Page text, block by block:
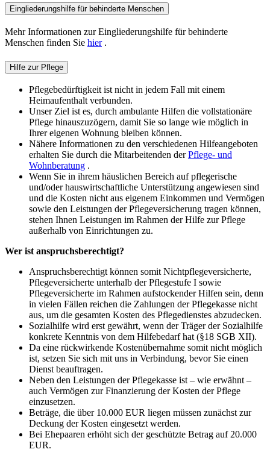
Eingliederungshilfe für behinderte Menschen
Mehr Informationen zur Eingliederungshilfe für behinderte
Menschen finden Sie hier.
Hilfe zur Pflege
Pflegebedürftigkeit ist nicht in jedem Fall mit einem
Heimaufenthalt verbunden.
Unser Ziel ist es, durch ambulante Hilfen die vollstationäre
Pflege hinauszuzögern, damit Sie so lange wie möglich in
Ihrer eigenen Wohnung bleiben können.
Nähere Informationen zu den verschiedenen Hilfeangeboten
erhalten Sie durch die Mitarbeitenden derPflege- und
Wohnberatung .
Wenn Sie in ihrem häuslichen Bereich auf pflegerische
und/oder hauswirtschaftliche Unterstützung angewiesen sind
und die Kosten nicht aus eigenem Einkommen und Vermögen
sowie den Leistungen der Pflegeversicherung tragen können,
stehen Ihnen Leistungen im Rahmen der Hilfe zur Pflege
außerhalb von Einrichtungen zu.
Wer ist anspruchsberechtigt?
Anspruchsberechtigt können somit Nichtpflegeversicherte,
Pflegeversicherte unterhalb der Pflegestufe I sowie
Pflegeversicherte im Rahmen aufstockender Hilfen sein, denn
in vielen Fällen reichen die Zahlungen der Pflegekasse nicht
aus, um die gesamten Kosten des Pflegedienstes abzudecken.
Sozialhilfe wird erst gewährt, wenn der Träger der Sozialhilfe
konkrete Kenntnis von dem Hilfebedarf hat (§18 SGB XII).
Da eine rückwirkende Kostenübernahme somit nicht möglich
ist, setzen Sie sich mit uns in Verbindung, bevor Sie einen
Dienst beauftragen.
Neben den Leistungen der Pflegekasse ist – wie erwähnt –
auch Vermögen zur Finanzierung der Kosten der Pflege
einzusetzen.
Beträge, die über 10.000 EUR liegen müssen zunächst zur
Deckung der Kosten eingesetzt werden.
Bei Ehepaaren erhöht sich der geschützte Betrag auf 20.000
EUR.